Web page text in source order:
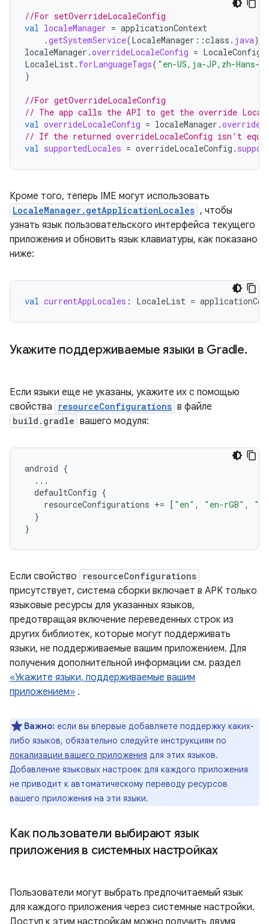
//For setOverrideLocaleConfig
val localeManager = applicationContext
.getSystemService(LocaleManager ::class . java)
localeManager .overrideLocaleConfig = LocaleConfig
LocaleList. forLanguageTags( "en-US,ja-JP,zh-Hans-
)
//For getOverrideLocaleConfig
// The app calls the API to get the override
val overrideLocaleConfig = localeManager .
// If the returned overrideLocaleConfig isn't
val supportedLocales = overrideLocaleConfig .
Кроме того, теперь IME могут использовать
LocaleManager.getApplicationLocales , чтобы
узнать язык пользовательского интерфейса текущего
приложения и обновить язык клавиатуры, как показано
ниже:
val currentAppLocales : LocaleList =
Укажите поддерживаемые языки в Gradle.
Если языки еще не указаны, укажите их с помощью
свойства
resourceConfigurations в файле
build.gradle вашего модуля:
android {
...
defaultConfig {
resourceConfigurations += [ "en" , "en-rGB" ,
}
}
Если свойство resourceConfigurations
присутствует, система сборки включает в APK только
языковые ресурсы для указанных языков,
предотвращая включение переведенных строк из
других библиотек, которые могут поддерживать
языки, не поддерживаемые вашим приложением. Для
получения дополнительной информации см. раздел
«Укажите языки, поддерживаемые вашим
приложением» .
Важно: если вы впервые добавляете поддержку каких-
либо языков, обязательно следуйте инструкциям по
локализации вашего приложения для этих языков.
Добавление языковых настроек для каждого приложения
не приводит к автоматическому переводу ресурсов
вашего приложения на эти языки.
Как пользователи выбирают язык
приложения в системных настройках
Пользователи могут выбрать предпочитаемый язык
для каждого приложения через системные настройки.
Доступ к этим настройкам можно получить двумя